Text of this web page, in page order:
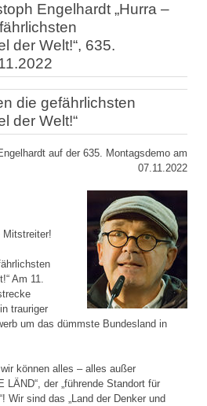
Engelhardt „Hurra –
der Welt!“, 635.
die gefährlichsten
der Welt!“
auf der 635. Montagsdemo am
07.11.2022
Mitstreiter!
Am 11.
trauriger
um das dümmste Bundesland in
können alles – alles außer
LÄND“, der „führende Standort für
Wir sind das „Land der Denker und